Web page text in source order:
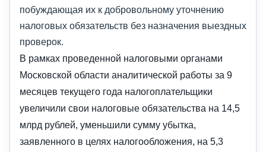
побуждающая их к добровольному уточнению
налоговых обязательств без назначения выездных
проверок.
В рамках проведенной налоговыми органами
Московской области аналитической работы за 9
месяцев текущего года налогоплательщики
увеличили свои налоговые обязательства на 14,5
млрд рублей, уменьшили сумму убытка,
заявленного в целях налогообложения, на 5,3